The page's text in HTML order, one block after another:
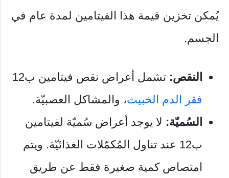
يُمكن تخزين قيمة هذا الفيتامين لمدة عام في
الجسم.
النقص: تشمل أعراض نقص فيتامين ب12
فقر الدم الخبيث، والمشاكل العصبيّة.
السُميّة: لا يوجد أعراض سُميّة لفيتامين
ب12 عند تناول المُكمّلات الغذائيّة. ويتم
امتصاص كمية صغيرة فقط عن طريق